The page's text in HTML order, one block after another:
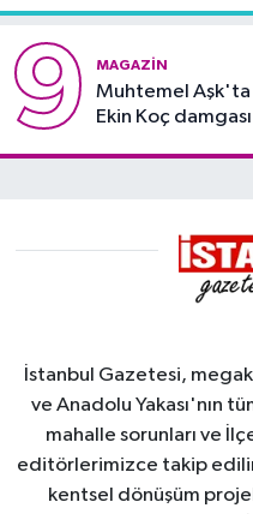
9 MAGAZIN
Muhtemel Aşk'ta
Ekin Koç damgası
İstanbul Gazetesi,
ve Anadolu Yakası'nın
mahalle sorunları ve
editörlerimizce takip
kentsel dönüşüm